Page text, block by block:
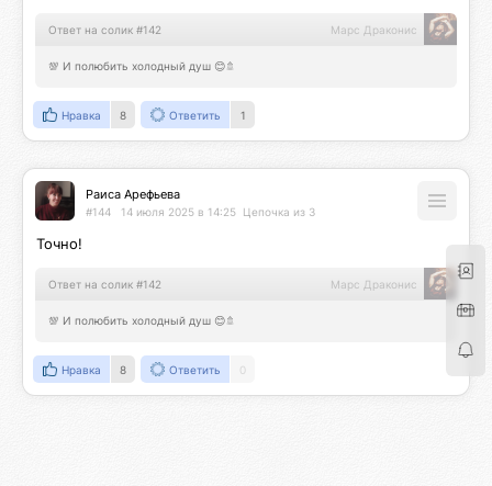
Ответ на солик #142 Марс Драконис
💯 И полюбить холодный душ 😊🚿
Нравка 8 Ответить 1
Раиса Арефьева
#144 14 июля 2025 в 14:25 Цепочка из 3
Точно!
Ответ на солик #142 Марс Драконис
💯 И полюбить холодный душ 😊🚿
Нравка 8 Ответить 0